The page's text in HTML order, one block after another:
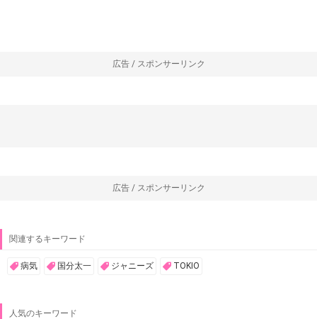
広告 / スポンサーリンク
広告 / スポンサーリンク
関連するキーワード
病気 国分太一 ジャニーズ TOKIO
人気のキーワード